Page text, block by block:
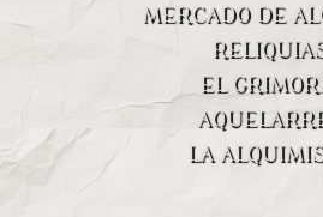
MERCADO DE
EL
LA